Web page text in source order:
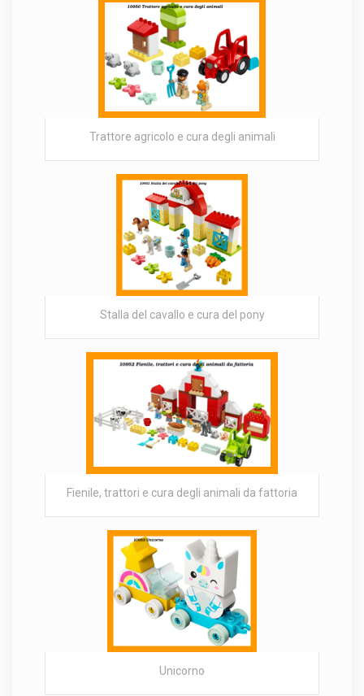
Trattore agricolo e cura degli animali
Stalla del cavallo e cura del pony
Fienile, trattori e cura degli animali da fattoria
Unicorno